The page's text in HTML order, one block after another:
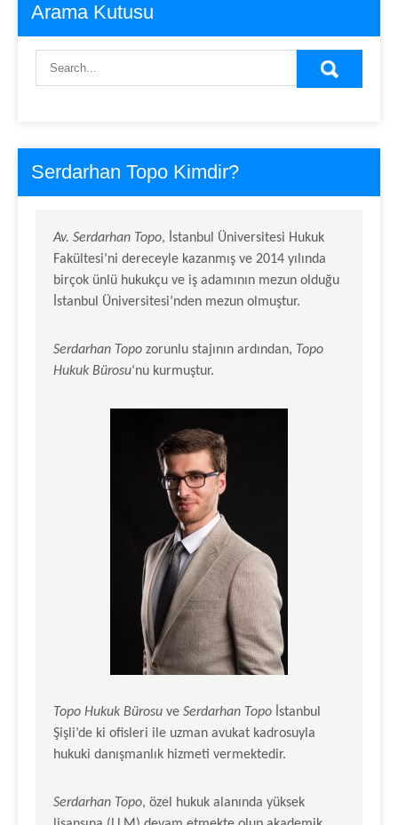
Arama Kutusu
Serdarhan Topo Kimdir?
Av. Serdarhan Topo, İstanbul Üniversitesi Hukuk
Fakültesi’ni dereceyle kazanmış ve 2014 yılında
birçok ünlü hukukçu ve iş adamının mezun olduğu
İstanbul Üniversitesi’nden mezun olmuştur.
Serdarhan Topo zorunlu stajının ardından, Topo
Hukuk Bürosu‘nu kurmuştur.
Topo Hukuk Bürosu ve Serdarhan Topo İstanbul
Şişli’de ki ofisleri ile uzman avukat kadrosuyla
hukuki danışmanlık hizmeti vermektedir.
Serdarhan Topo, özel hukuk alanında yüksek